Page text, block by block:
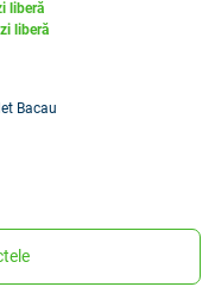
liberă
liberă
Bacau